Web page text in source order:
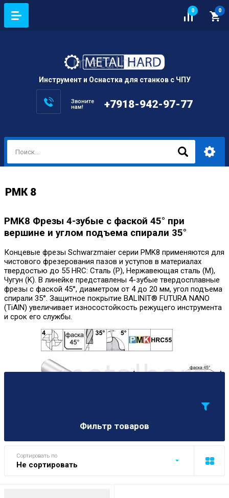
0 0
Инструмент и Оснастка для станков с ЧПУ
Звоните
нам!
+7918-942-97-77
РМК 8
PMK8 Фрезы 4-зубые с фаской 45° при
вершине и углом подъема спирали 35°
Концевые фрезы Schwarzmaier серии PMK8 применяются для
чистового фрезерования пазов и уступов в материалах
твердостью до 55 HRC: Сталь (P), Нержавеющая сталь (M),
Чугун (K). В линейке представлены 4-зубые твердосплавные
фрезы с фаской 45°, диаметром от 4 до 20 мм, угол подъема
спирали 35°. Защитное покрытие BALINIT® FUTURA NANO
(TiAlN) увеличивает износостойкость режущего инструмента
и срок его службы.
Фильтр товаров
Сортировать по
Не сортировать